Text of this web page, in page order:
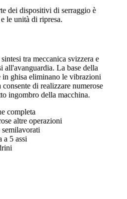
dei dispositivi di serraggio è
le unità di ripresa.
tra meccanica svizzera e
all'avanguardia. La base della
ghisa eliminano le vibrazioni
di realizzare numerose
ingombro della macchina.
completa
altre operazioni
a 5 assi